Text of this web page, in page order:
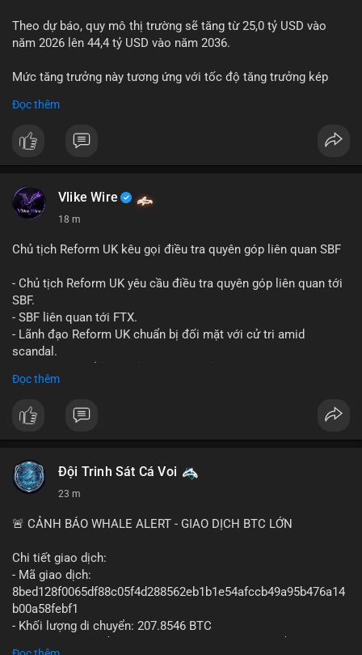
Theo dự báo, quy mô thị trường sẽ tăng từ 25,0 tỷ USD vào
năm 2026 lên 44,4 tỷ USD vào năm 2036.
Mức tăng trưởng này tương ứng với tốc độ tăng trưởng kép
nhà đầu tư trong ngành vật liệu xây dựng và hạ tầng.
nhựa polyolefin trong tương lai?
Đọc thêm
Vlike Wire
18 m
Chủ tịch Reform UK kêu gọi điều tra quyên góp liên quan SBF
- Chủ tịch Reform UK yêu cầu điều tra quyên góp liên quan tới
SBF.
- SBF liên quan tới FTX.
- Lãnh đạo Reform UK chuẩn bị đối mặt với cử tri amid
scandal.
- Không có thông tin tác động thị trường ngay lập tức.
$btc $eth
#vlikevn #titanbot
Đọc thêm
Đội Trinh Sát Cá Voi
23 m
🚨 CẢNH BÁO WHALE ALERT - GIAO DỊCH BTC LỚN
Chi tiết giao dịch:
- Mã giao dịch:
8bed128f0065df88c05f4d288562eb1b1e54afccb49a95b476a14
b00a58febf1
- Khối lượng di chuyển: 207.8546 BTC